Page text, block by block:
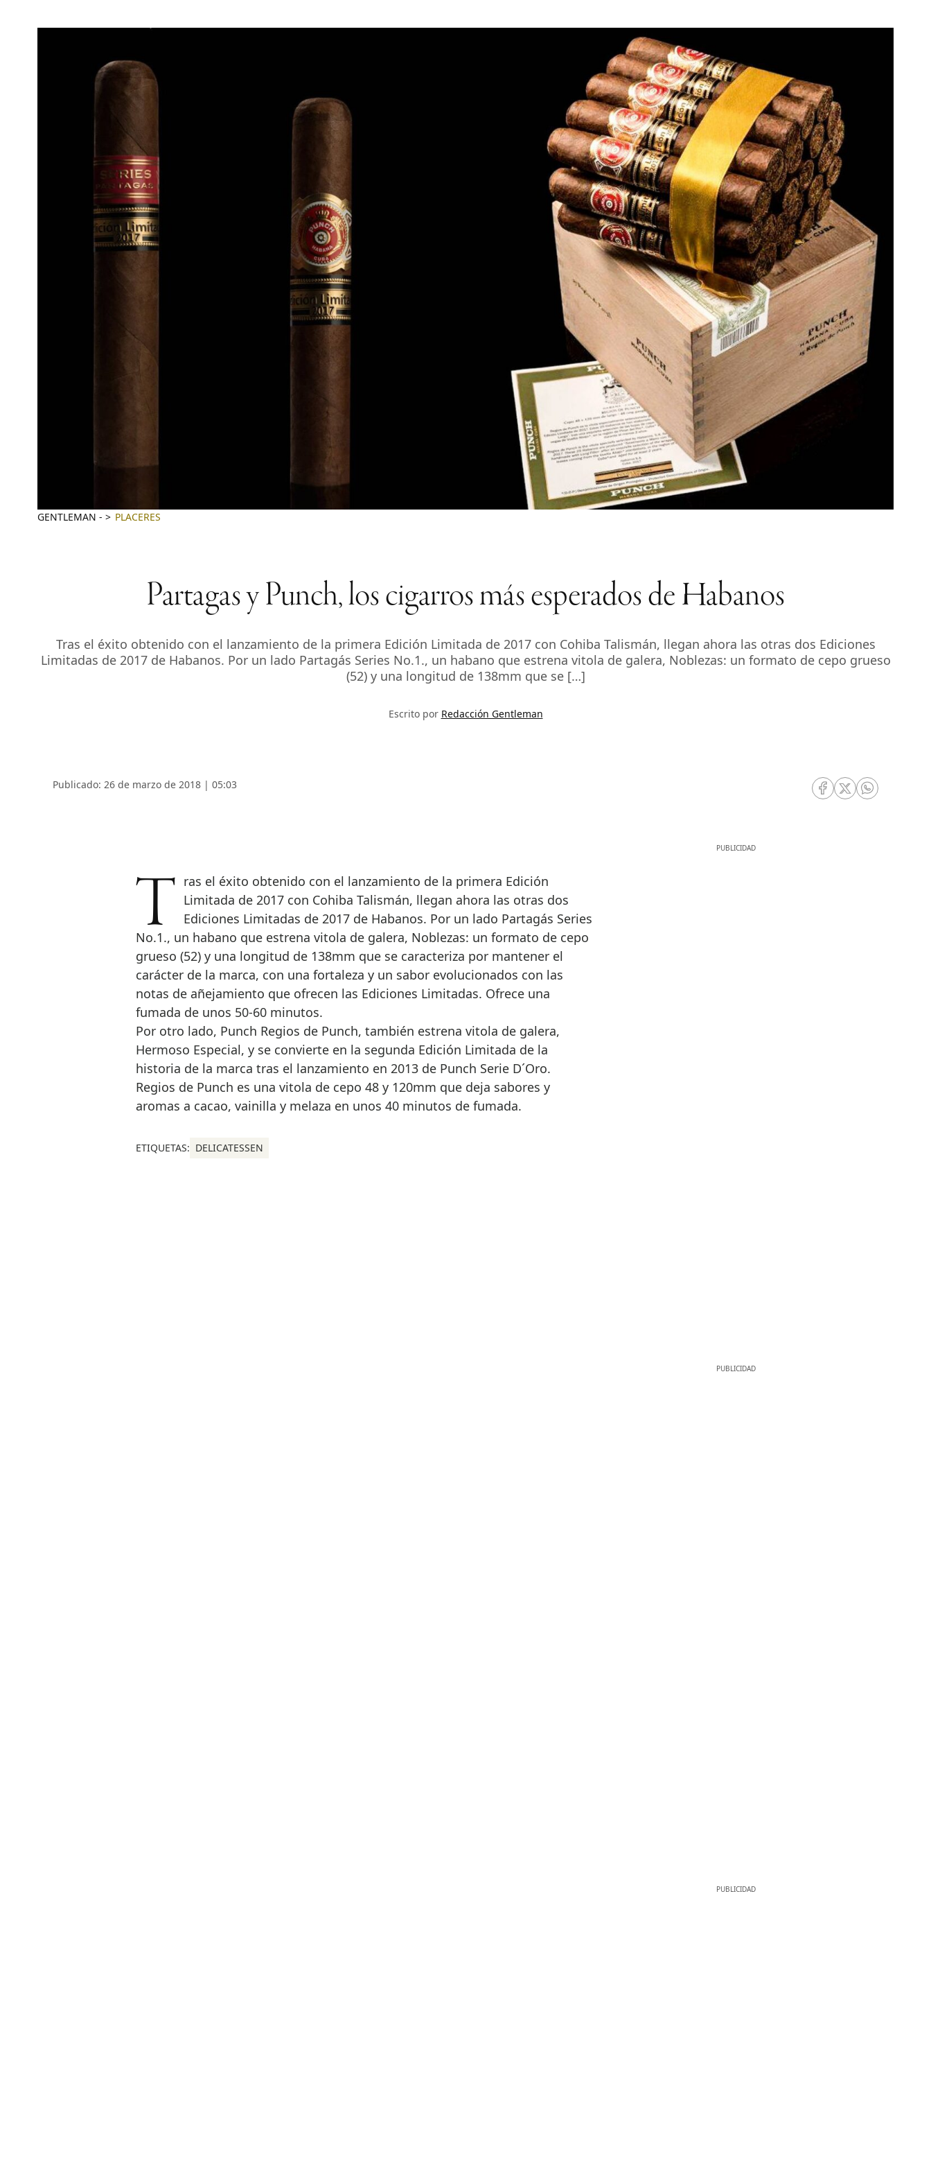
GENTLEMAN - PLACERES
Partagas y Punch, los cigarros más esperados de Habanos
Tras el éxito obtenido con el lanzamiento de la primera Edición Limitada de 2017 con Cohiba Talismán, llegan ahora las otras dos Ediciones
Limitadas de 2017 de Habanos. Por un lado Partagás Series No.1., un habano que estrena vitola de galera, Noblezas: un formato de cepo grueso
(52) y una longitud de 138mm que se […]
Escrito por Redacción Gentleman
Publicado: 26 de marzo de 2018 | 05:03
RRSS Facebook
RRSS Twitter
RRSS
Tras el éxito obtenido con el lanzamiento de la primera Edición Limitada de 2017 con Cohiba Talismán, llegan ahora las otras dos
Ediciones Limitadas de 2017 de Habanos. Por un lado Partagás Series
No.1., un habano que estrena vitola de galera, Noblezas: un formato de cepo
grueso (52) y una longitud de 138mm que se caracteriza por mantener el
carácter de la marca, con una fortaleza y un sabor evolucionados con las
notas de añejamiento que ofrecen las Ediciones Limitadas. Ofrece una
fumada de unos 50-60 minutos.
Por otro lado, Punch Regios de Punch, también estrena vitola de galera,
Hermoso Especial, y se convierte en la segunda Edición Limitada de la
historia de la marca tras el lanzamiento en 2013 de Punch Serie D´Oro.
Regios de Punch es una vitola de cepo 48 y 120mm que deja sabores y
aromas a cacao, vainilla y melaza en unos 40 minutos de fumada.
ETIQUETAS: DELICATESSEN